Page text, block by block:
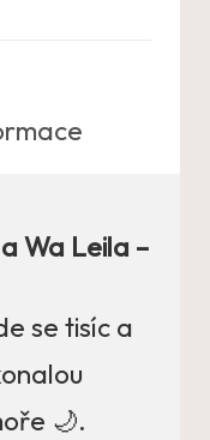
Wa Leila –
se tisíc a
🌙.